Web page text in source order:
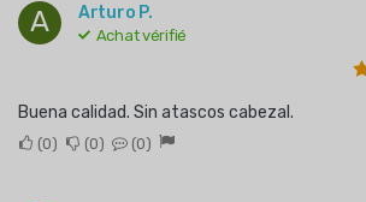
A Arturo P.
Achat vérifié
Buena calidad. Sin atascos cabezal.
0 0 0